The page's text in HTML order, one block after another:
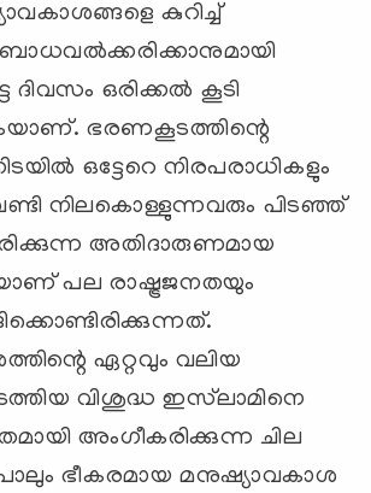
കുറിച്ച്
ബോധവല്‍ക്കരിക്കാനുമായി
ദിവസം ഒരിക്കല്‍ കൂടി
ഭരണകൂടത്തിന്റെ
ഒട്ടേറെ നിരപരാധികളും
നിലകൊള്ളുന്നവരും പിടഞ്ഞ്
അതിദാരുണമായ
പല രാഷ്ട്രജനതയും
ഏറ്റവും വലിയ
വിശുദ്ധ ഇസ്‌ലാമിനെ
അംഗീകരിക്കുന്ന ചില
പോലും ഭീകരമായ മനുഷ്യാവകാശ